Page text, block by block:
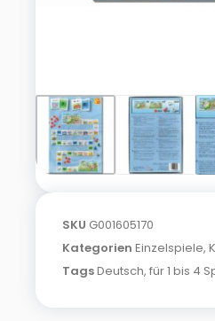
SKU G001605170
Kategorien Einzelspiele,
TagsDeutsch, für 1 bis 4